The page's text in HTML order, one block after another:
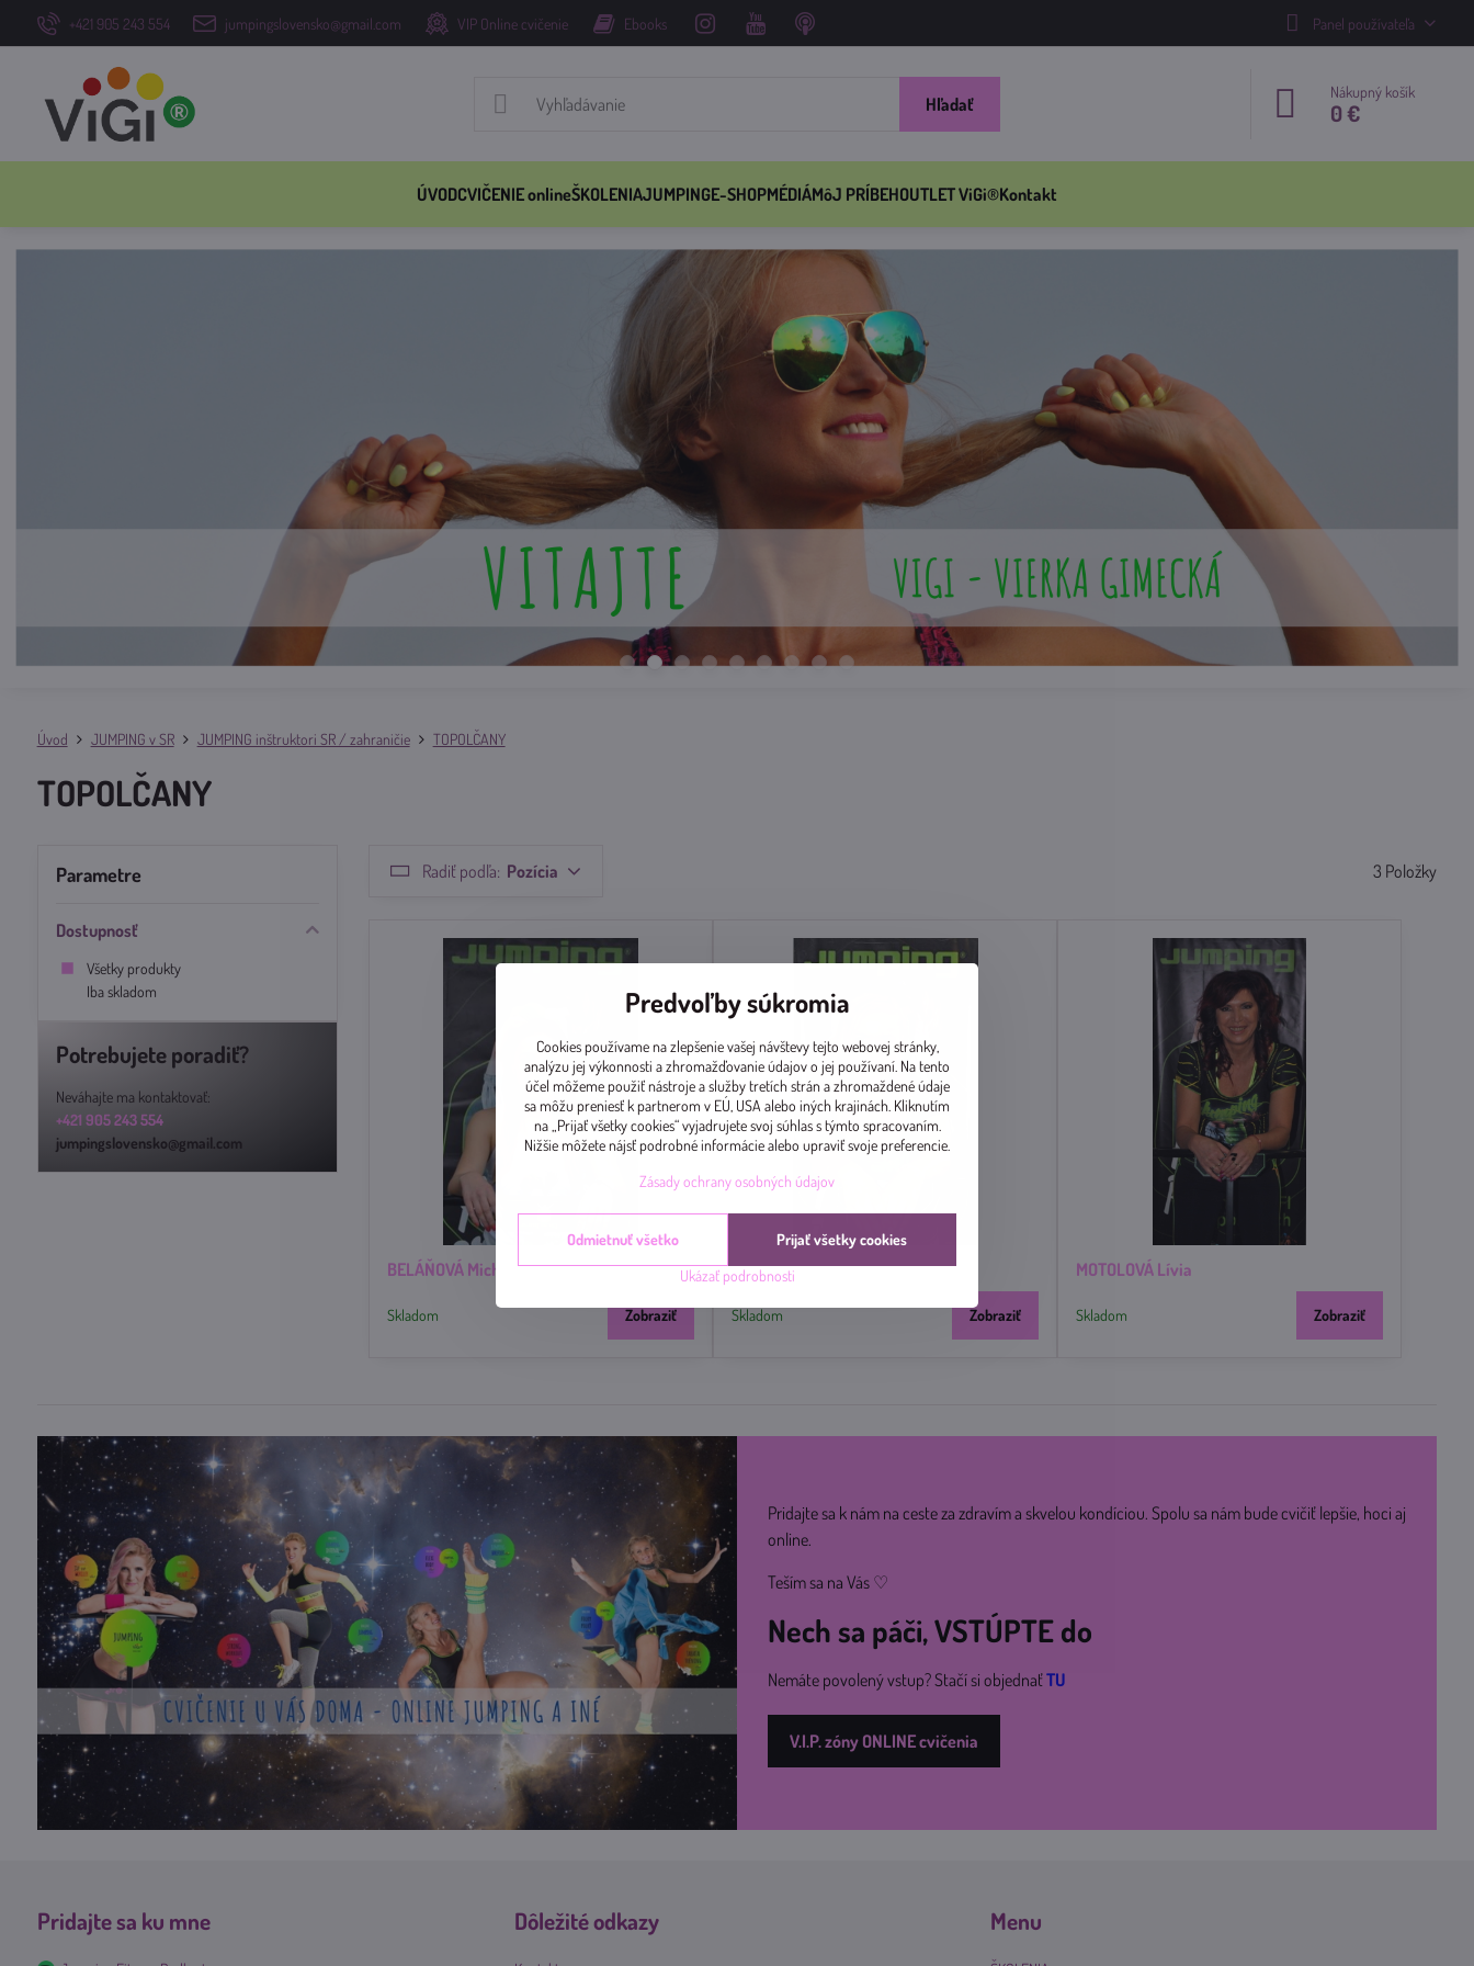
+421 905 243 554 jumpingslovensko@gmail.com VIP Online cvičenie Ebooks Panel používateľa
Hľadať
Nákupný košík
0 €
ÚVODCVIČENIE onlineŠKOLENIAJUMPINGE-SHOPMÉDIÁMôJ PRÍBEHOUTLET ViGi®Kontakt
Úvod JUMPING v SR JUMPING inštruktori SR / zahraničie TOPOLČANY
TOPOLČANY
Radiť podľa: Pozícia 3 Položky
BELÁŇOVÁ Michaela
Skladom Zobraziť
LESAYOVÁ Katarína
Skladom Zobraziť
MOTOLOVÁ Lívia
Skladom Zobraziť
Parametre
Dostupnosť
Všetky produkty
Iba skladom
Potrebujete poradiť?
Neváhajte ma kontaktovať:
+421 905 243 554
jumpingslovensko@gmail.com
Pridajte sa k nám na ceste za zdravím a skvelou kondíciou. Spolu sa nám bude cvičiť lepšie, hoci aj
online.
Teším sa na Vás ♡
Nech sa páči, VSTÚPTE do
Nemáte povolený vstup? Stačí si objednaťTU
V.I.P. zóny ONLINE cvičenia
Pridajte sa ku mne Dôležité odkazy Menu
Predvoľby súkromia
Cookies používame na zlepšenie vašej návštevy tejto webovej stránky,
analýzu jej výkonnosti a zhromažďovanie údajov o jej používaní. Na tento
účel môžeme použiť nástroje a služby tretích strán a zhromaždené údaje
sa môžu preniesť k partnerom v EÚ, USA alebo iných krajinách. Kliknutím
na „Prijať všetky cookies“ vyjadrujete svoj súhlas s týmto spracovaním.
Nižšie môžete nájsť podrobné informácie alebo upraviť svoje preferencie.
Zásady ochrany osobných údajov
Ukázať podrobnosti
Prijať všetky cookies
Odmietnuť všetko